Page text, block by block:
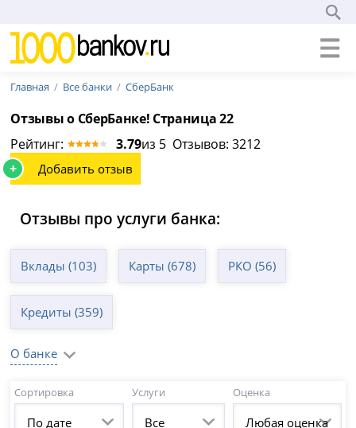
Главная Все банки СберБанк
Отзывы о СберБанке! Страница 22
Рейтинг:
3.79из 5 Отзывов: 3212
+
Добавить отзыв
Отзывы про услуги банка:
Вклады (103) Карты (678) РКО (56)
Кредиты (359)
О банке
Сортировка
По дате
Услуги
Все
Оценка
Любая оценка